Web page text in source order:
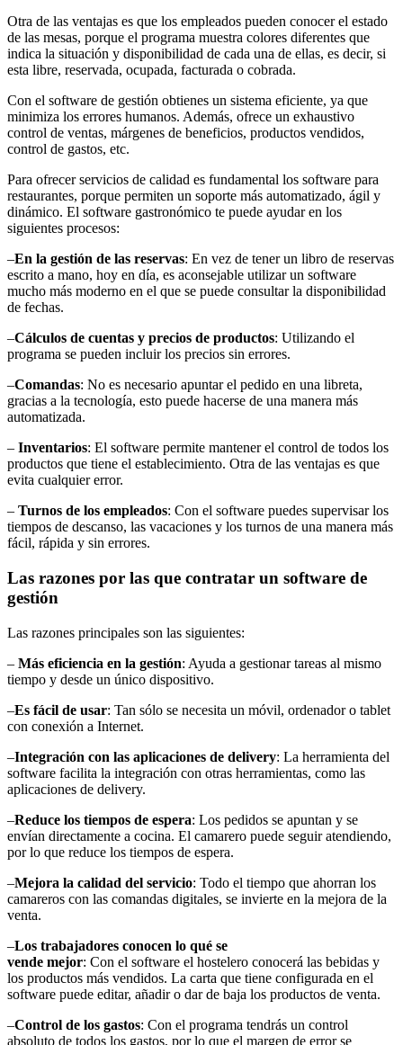
Otra de las ventajas es que los empleados pueden conocer el estado
de las mesas, porque el programa muestra colores diferentes que
indica la situación y disponibilidad de cada una de ellas, es decir, si
esta libre, reservada, ocupada, facturada o cobrada.
Con el software de gestión obtienes un sistema eficiente, ya que
minimiza los errores humanos. Además, ofrece un exhaustivo
control de ventas, márgenes de beneficios, productos vendidos,
control de gastos, etc.
Para ofrecer servicios de calidad es fundamental los software para
restaurantes, porque permiten un soporte más automatizado, ágil y
dinámico. El software gastronómico te puede ayudar en los
siguientes procesos:
–En la gestión de las reservas: En vez de tener un libro de reservas
escrito a mano, hoy en día, es aconsejable utilizar un software
mucho más moderno en el que se puede consultar la disponibilidad
de fechas.
–Cálculos de cuentas y precios de productos: Utilizando el
programa se pueden incluir los precios sin errores.
–Comandas: No es necesario apuntar el pedido en una libreta,
gracias a la tecnología, esto puede hacerse de una manera más
automatizada.
– Inventarios: El software permite mantener el control de todos los
productos que tiene el establecimiento. Otra de las ventajas es que
evita cualquier error.
– Turnos de los empleados: Con el software puedes supervisar los
tiempos de descanso, las vacaciones y los turnos de una manera más
fácil, rápida y sin errores.
Las razones por las que contratar un software de
gestión
Las razones principales son las siguientes:
– Más eficiencia en la gestión: Ayuda a gestionar tareas al mismo
tiempo y desde un único dispositivo.
–Es fácil de usar: Tan sólo se necesita un móvil, ordenador o tablet
con conexión a Internet.
–Integración con las aplicaciones de delivery: La herramienta del
software facilita la integración con otras herramientas, como las
aplicaciones de delivery.
–Reduce los tiempos de espera: Los pedidos se apuntan y se
envían directamente a cocina. El camarero puede seguir atendiendo,
por lo que reduce los tiempos de espera.
–Mejora la calidad del servicio: Todo el tiempo que ahorran los
camareros con las comandas digitales, se invierte en la mejora de la
venta.
–Los trabajadores conocen lo qué se
vende mejor: Con el software el hostelero conocerá las bebidas y
los productos más vendidos. La carta que tiene configurada en el
software puede editar, añadir o dar de baja los productos de venta.
–Control de los gastos: Con el programa tendrás un control
absoluto de todos los gastos, por lo que el margen de error se